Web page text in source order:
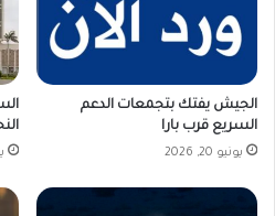
الجيش يفتك بتجمعات الدعم
السريع قرب بارا
يونيو 20, 2026